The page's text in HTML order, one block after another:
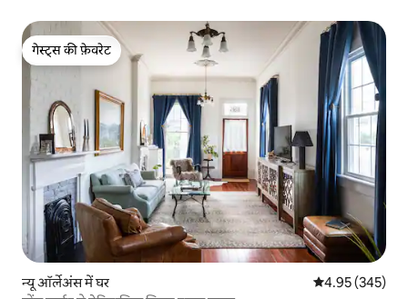
गेस्ट्स की फ़ेवरेट
गेस्ट्स की फ़ेवरेट
न्यू ऑर्लेअंस में घर औसत रेटिंग 5 में से
4.95 (345)